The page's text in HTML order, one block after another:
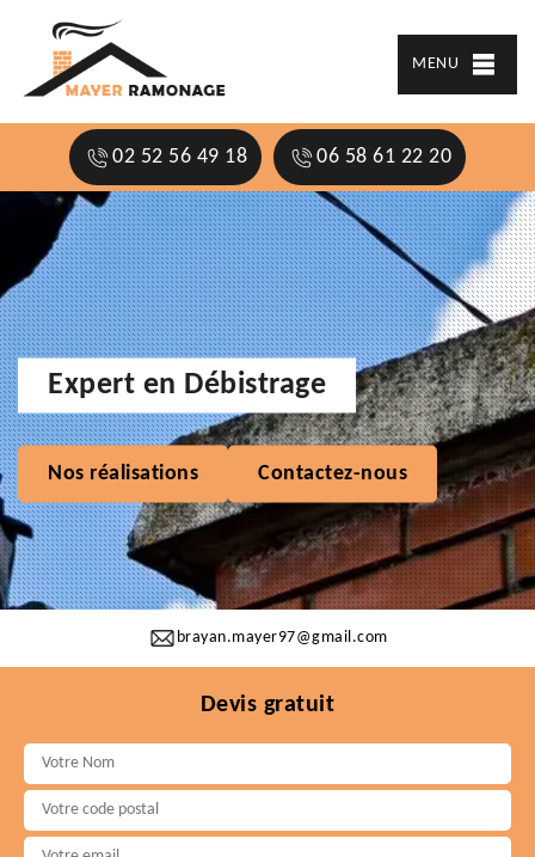
MENU
02 52 56 49 18 06 58 61 22 20
brayan.mayer97@gmail.com
Expert en Débistrage
Nos réalisations Contactez-nous
Devis gratuit